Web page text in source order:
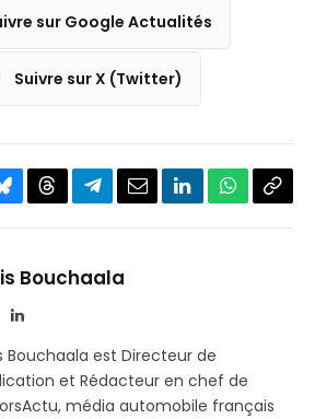
sur Google Actualités
Suivre sur X (Twitter)
BlueskyThreadsPartager
Telegram
EmailLinkedInWhatsApp
Bouchaala
LinkedIn
Bouchaala est Directeur de
et Rédacteur en chef de
média automobile français